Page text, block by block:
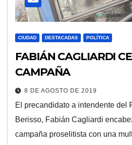
CIUDAD DESTACADAS POLÍTICA
FABIÁN CAGLIARDI
CAMPAÑA
8 DE AGOSTO DE 2019
El precandidato a intendente del
Berisso, Fabián Cagliardi
campaña proselitista con una